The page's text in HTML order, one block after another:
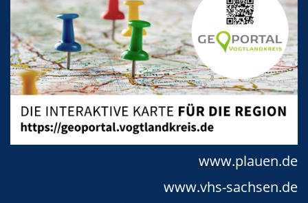
www.plauen.de
www.vhs-sachsen.de